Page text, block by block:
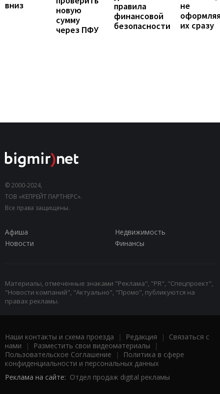
вниз
новую
сумму
через ПФУ
правила
финансовой
безопасности
не
их сразу
© 2000-2024,
ТОВ «КЕПРЕЙТ ПАРТНЕРС».
Все права защищены.
Афиша
Недвижимость
Новости
Финансы
Материалы, отмеченные знаками "Реклама", "PR", "Спецпроект",
"Новости компаний", "Актуально", "Промо", публикуются на
правах рекламы.
Наши контакты и схема проезда | Редакция | Связаться с
нами | Разместить свои видеоматериалы |
Пользовательское Соглашение |
Политика в сфере
конфиденциальности и персональных данных
Реклама на сайте: Отдел продаж digital рекламы